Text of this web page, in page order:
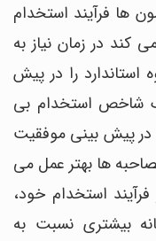
ها فرآیند استخدام
در زمان نیاز به
را در پیش
شاخص استخدام بی
در پیش بینی موفقیت
ها بهتر عمل می
استخدام خود،
بیشتری نسبت به